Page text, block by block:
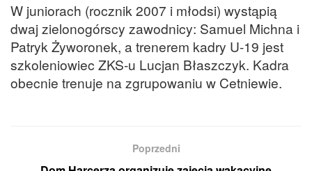
W juniorach (rocznik 2007 i młodsi) wystąpią
dwaj zielonogórscy zawodnicy: Samuel Michna i
Patryk Żyworonek, a trenerem kadry U-19 jest
szkoleniowiec ZKS-u Lucjan Błaszczyk. Kadra
obecnie trenuje na zgrupowaniu w Cetniewie.
Poprzedni